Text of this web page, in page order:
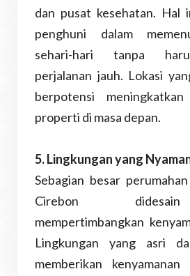
dan pusat kesehatan. Hal
penghuni dalam
sehari-hari tanpa
perjalanan jauh. Lokasi
berpotensi
properti di masa depan.
5. Lingkungan yang
Sebagian besar
Cirebon
mempertimbangkan
Lingkungan yang asri
memberikan